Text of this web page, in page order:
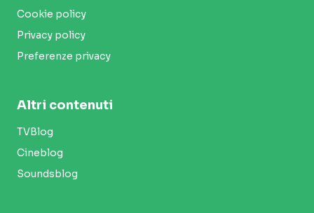
Cookie policy
Privacy policy
Preferenze privacy
Altri contenuti
TVBlog
Cineblog
Soundsblog